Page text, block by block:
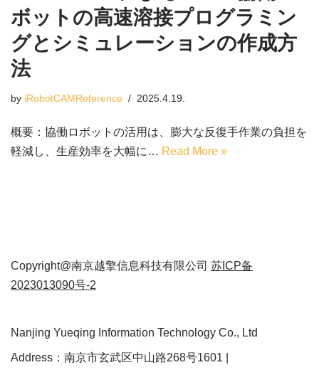
ボットの高速溶接プログラミン
グとシミュレーションの作成方
法
by iRobotCAMReference 2025.4.19.
概要：協働ロボットの活用は、膨大な反復手作業の​​負担を
軽減し、生産効率を大幅に… Read More »
Copyright@南京越擎信息科技有限公司 苏ICP备
2023013090号-2
Nanjing Yueqing Information Technology Co., Ltd
Address：南京市玄武区中山路268号1601 |